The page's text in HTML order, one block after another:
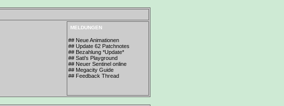
MELDUNGEN
## Neue Animationen
## Update 62 Patchnotes
## Bezahlung *Update*
## Sati's Playground
## Neuer Sentinel online
## Megacity Guide
## Feedback Thread